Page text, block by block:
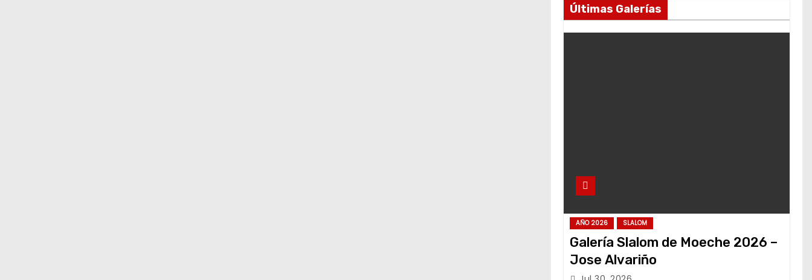
Últimas Galerías
AÑO 2026 SLALOM
Galería Slalom de Moeche 2026 –
Jose Alvariño